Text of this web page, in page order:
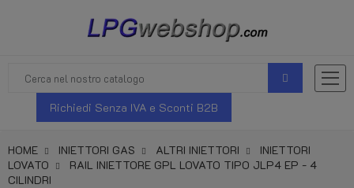
Richiedi Senza IVA e Sconti B2B
HOME INIETTORI GAS ALTRI INIETTORI
INIETTORI
LOVATO
RAIL INIETTORE GPL LOVATO TIPO JLP4 EP - 4
CILINDRI